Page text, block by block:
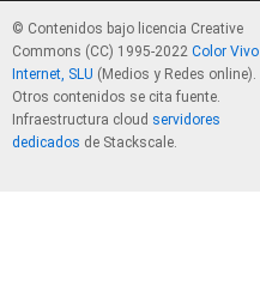
© Contenidos bajo licencia Creative
Commons (CC) 1995-2022 Color Vivo
Internet, SLU (Medios y Redes online).
Otros contenidos se cita fuente.
Infraestructura cloud servidores
dedicados de Stackscale.